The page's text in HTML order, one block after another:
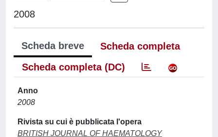
2008
Scheda breve
Scheda completa
Scheda completa (DC)
Anno
2008
Rivista su cui è pubblicata l'opera
BRITISH JOURNAL OF HAEMATOLOGY